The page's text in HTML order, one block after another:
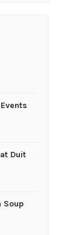
Duit
Soup